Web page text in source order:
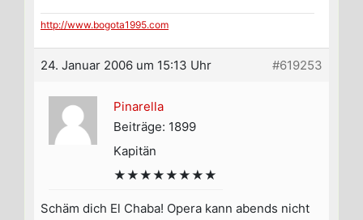
http://www.bogota1995.com
24. Januar 2006 um 15:13 Uhr #619253
Pinarella
Beiträge: 1899
Kapitän
★★★★★★★★
Schäm dich El Chaba! Opera kann abends nicht